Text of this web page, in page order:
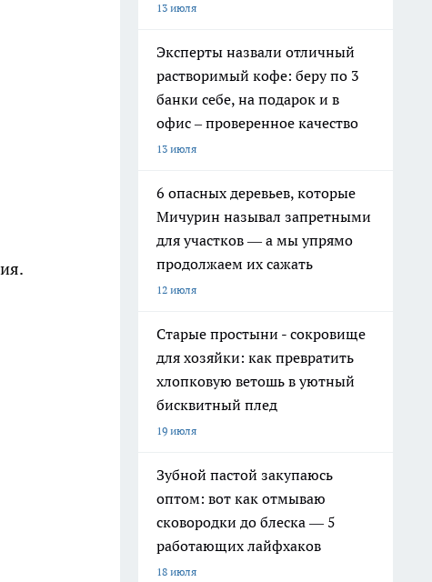
13 июля
Эксперты назвали отличный
растворимый кофе: беру по 3
банки себе, на подарок и в
офис – проверенное качество
13 июля
6 опасных деревьев, которые
Мичурин называл запретными
для участков — а мы упрямо
продолжаем их сажать
12 июля
Старые простыни - сокровище
для хозяйки: как превратить
хлопковую ветошь в уютный
бисквитный плед
19 июля
Зубной пастой закупаюсь
оптом: вот как отмываю
сковородки до блеска — 5
работающих лайфхаков
18 июля